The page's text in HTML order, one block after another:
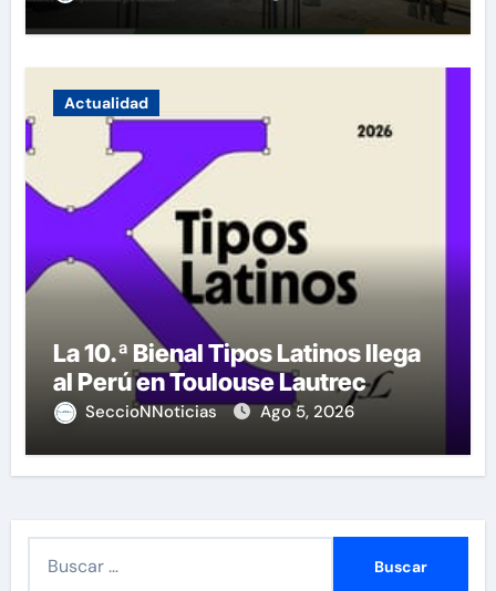
Actualidad
La 10.ª Bienal Tipos Latinos llega
al Perú en Toulouse Lautrec
SeccioNNoticias Ago 5, 2026